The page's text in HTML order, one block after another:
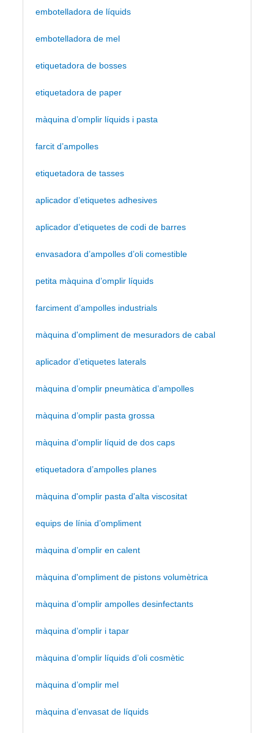
embotelladora de líquids
embotelladora de mel
etiquetadora de bosses
etiquetadora de paper
màquina d’omplir líquids i pasta
farcit d’ampolles
etiquetadora de tasses
aplicador d’etiquetes adhesives
aplicador d’etiquetes de codi de barres
envasadora d’ampolles d’oli comestible
petita màquina d’omplir líquids
farciment d’ampolles industrials
màquina d'ompliment de mesuradors de cabal
aplicador d’etiquetes laterals
màquina d’omplir pneumàtica d’ampolles
màquina d’omplir pasta grossa
màquina d'omplir líquid de dos caps
etiquetadora d’ampolles planes
màquina d'omplir pasta d'alta viscositat
equips de línia d’ompliment
màquina d’omplir en calent
màquina d'ompliment de pistons volumètrica
màquina d’omplir ampolles desinfectants
màquina d’omplir i tapar
màquina d’omplir líquids d’oli cosmètic
màquina d’omplir mel
màquina d’envasat de líquids